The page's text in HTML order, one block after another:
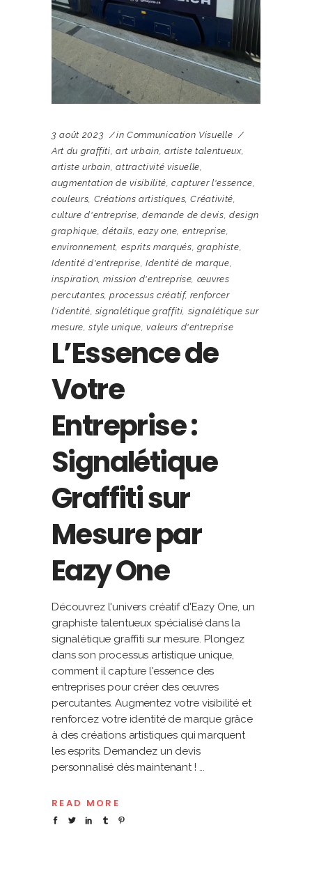
3 août 2023 in Communication Visuelle
Art du graffiti,art urbain, artiste talentueux,
artiste urbain,attractivité visuelle,
augmentation de visibilité,capturer l'essence,
couleurs, Créations artistiques,Créativité,
culture d'entreprise,demande de devis,design
graphique,détails,eazy one, entreprise,
environnement, esprits marqués, graphiste,
Identité d'entreprise, Identité de marque,
inspiration,mission d'entreprise, œuvres
percutantes,processus créatif, renforcer
l'identité, signalétique graffiti, signalétique sur
mesure,style unique,valeurs d'entreprise
L’Essence de
Votre
Entreprise :
Signalétique
Graffiti sur
Mesure par
Eazy One
Découvrez l'univers créatif d'Eazy One, un
graphiste talentueux spécialisé dans la
signalétique graffiti sur mesure. Plongez
dans son processus artistique unique,
comment il capture l'essence des
entreprises pour créer des œuvres
percutantes. Augmentez votre visibilité et
renforcez votre identité de marque grâce
à des créations artistiques qui marquent
les esprits. Demandez un devis
personnalisé dès maintenant !
READ MORE